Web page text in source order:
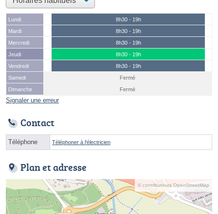
Lundi
8h30 - 19h
Mardi
8h30 - 19h
Mercredi
8h30 - 19h
Jeudi
8h30 - 19h
Vendredi
8h30 - 19h
Samedi
Fermé
Dimanche
Fermé
Signaler une erreur
Contact
Téléphone Téléphoner à l'électricien
Plan et adresse
© contributeurs OpenStreetMap